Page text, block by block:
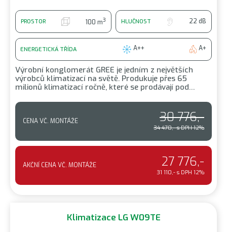
PROSTOR 100 m3 HLUČNOST 22 dB
ENERGETICKÁ TŘÍDA A++ A+
Výrobní konglomerát GREE je jedním z největších
výrobců klimatizací na světě. Produkuje přes 65
milionů klimatizací ročně, které se prodávají pod…
CENA VČ. MONTÁŽE 30 776,-
34 470,- s DPH 12%
AKČNÍ CENA VČ. MONTÁŽE 27 776,-
31 110,- s DPH 12%
Klimatizace LG W09TE